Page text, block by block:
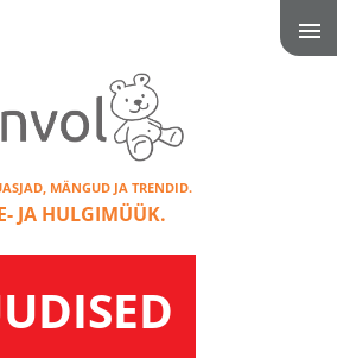
MÄNGUD JA TRENDID.
JA HULGIMÜÜK.